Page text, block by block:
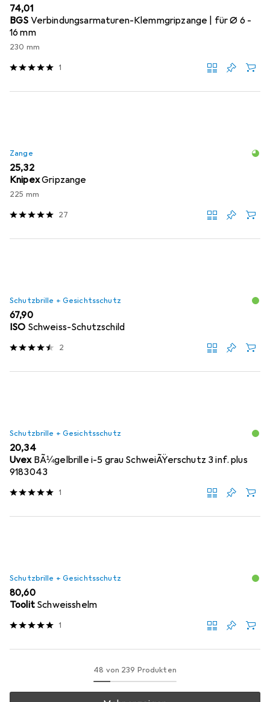
EUR
74,01
BGS Verbindungsarmaturen-Klemmgripzange | für Ø 6 -
16 mm
230 mm
1
Zange
EUR
25,32
KnipexGripzange
225 mm
27
Schutzbrille + Gesichtsschutz
EUR
67,90
ISO Schweiss-Schutzschild
2
Schutzbrille + Gesichtsschutz
EUR
20,34
Uvex BÃ¼gelbrille i-5 grau SchweiÃŸerschutz 3 inf. plus
9183043
1
Schutzbrille + Gesichtsschutz
EUR
80,60
Toolit Schweisshelm
1
48 von 239 Produkten